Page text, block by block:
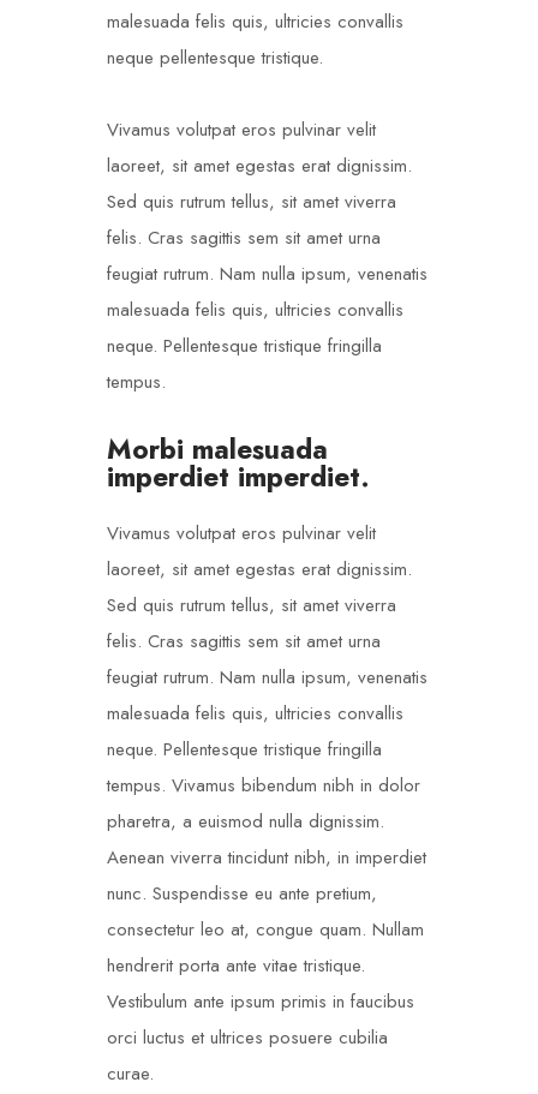
malesuada felis quis, ultricies convallis
neque pellentesque tristique.
Vivamus volutpat eros pulvinar velit
laoreet, sit amet egestas erat dignissim.
Sed quis rutrum tellus, sit amet viverra
felis. Cras sagittis sem sit amet urna
feugiat rutrum. Nam nulla ipsum, venenatis
malesuada felis quis, ultricies convallis
neque. Pellentesque tristique fringilla
tempus.
Morbi malesuada
imperdiet imperdiet.
Vivamus volutpat eros pulvinar velit
laoreet, sit amet egestas erat dignissim.
Sed quis rutrum tellus, sit amet viverra
felis. Cras sagittis sem sit amet urna
feugiat rutrum. Nam nulla ipsum, venenatis
malesuada felis quis, ultricies convallis
neque. Pellentesque tristique fringilla
tempus. Vivamus bibendum nibh in dolor
pharetra, a euismod nulla dignissim.
Aenean viverra tincidunt nibh, in imperdiet
nunc. Suspendisse eu ante pretium,
consectetur leo at, congue quam. Nullam
hendrerit porta ante vitae tristique.
Vestibulum ante ipsum primis in faucibus
orci luctus et ultrices posuere cubilia
curae.